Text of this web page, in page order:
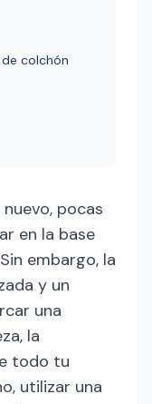
colchón
pocas
en la base
embargo, la
y un
una
la
todo tu
utilizar una